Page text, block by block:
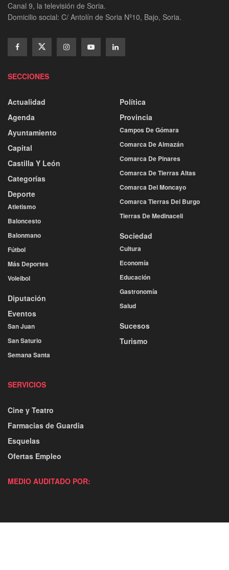
Canal 9, la televisión de Soria.
Domicilio social: C/ Antolín de Soria Nº10, Bajo, Soria.
SECCIONES
Actualidad
Agenda
Ayuntamiento
Capital
Castilla Y León
Categorías
Deporte
Atletismo
Baloncesto
Balonmano
Fútbol
Más Deportes
Voleibol
Diputación
Eventos
San Juan
San Saturio
Semana Santa
Política
Provincia
Campos De Gómara
Comarca De Almazán
Comarca De Pinares
Comarca De Tierras Altas
Comarca Del Moncayo
Comarca Tierras Del Burgo
Tierras De Medinaceli
Sociedad
Cultura
Economía
Educación
Gastronomía
Salud
Sucesos
Turismo
SERVICIOS
Cine y Teatro
Farmacias de Guardia
Esquelas
Ofertas Empleo
MEDIO AUDITADO POR: